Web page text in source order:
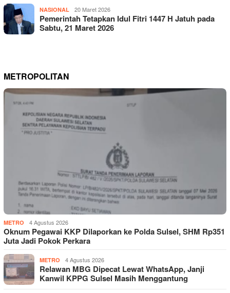
NASIONAL 20 Maret 2026
Pemerintah Tetapkan Idul Fitri 1447 H Jatuh pada
Sabtu, 21 Maret 2026
METROPOLITAN
METRO 4 Agustus 2026
Oknum Pegawai KKP Dilaporkan ke Polda Sulsel, SHM Rp351
Juta Jadi Pokok Perkara
METRO 4 Agustus 2026
Relawan MBG Dipecat Lewat WhatsApp, Janji
Kanwil KPPG Sulsel Masih Menggantung